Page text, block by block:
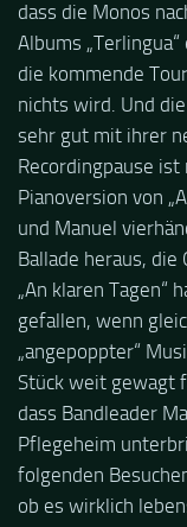
dass die Monos
Albums
die kommende
nichts wird. Und
sehr gut mit ihrer
Recordingpause ist
Pianoversion von
und Manuel
Ballade heraus, die
„An klaren Tagen“
gefallen, wenn
„angepoppter“
Stück weit gewagt
dass Bandleader
Pflegeheim
folgenden
ob es wirklich